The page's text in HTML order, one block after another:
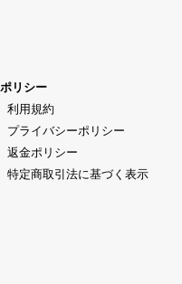
ポリシー
利用規約
プライバシーポリシー
返金ポリシー
特定商取引法に基づく表示